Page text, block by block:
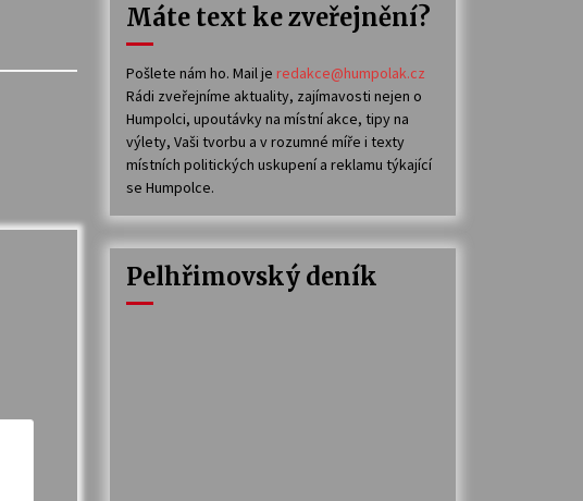
Máte text ke zveřejnění?
Pošlete nám ho. Mail je redakce@humpolak.cz
Rádi zveřejníme aktuality, zajímavosti nejen o
Humpolci, upoutávky na místní akce, tipy na
výlety, Vaši tvorbu a v rozumné míře i texty
místních politických uskupení a reklamu týkající
se Humpolce.
Pelhřimovský deník